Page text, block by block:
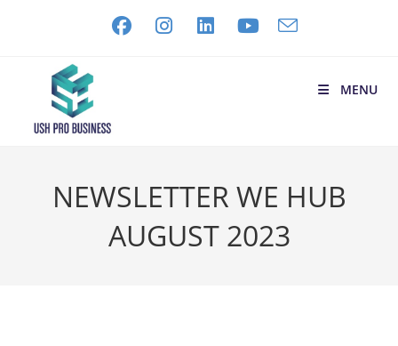
MENU
NEWSLETTER WE HUB
AUGUST 2023